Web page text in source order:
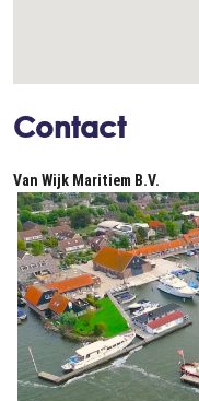
Contact
Van Wijk Maritiem B.V.